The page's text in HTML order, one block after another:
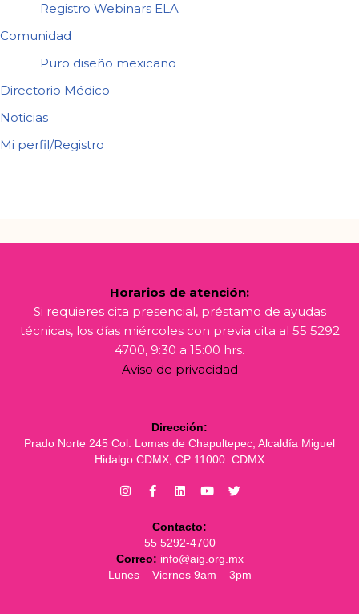
Registro Webinars ELA
Comunidad
Puro diseño mexicano
Directorio Médico
Noticias
Mi perfil/Registro
Horarios de atención:
Si requieres cita presencial, préstamo de ayudas
técnicas, los días miércoles con previa cita al 55 5292
4700, 9:30 a 15:00 hrs.
Aviso de privacidad
Dirección:
Prado Norte 245 Col. Lomas de Chapultepec, Alcaldía Miguel
Hidalgo CDMX, CP 11000. CDMX
Contacto:
55 5292-4700
Correo: info@aig.org.mx
Lunes – Viernes 9am – 3pm